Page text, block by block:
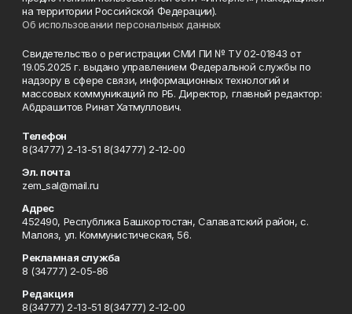
на территории Российской Федерации).
Об использовании персональных данных
Свидетельство о регистрации СМИ ПИ № ТУ 02-01843 от
19.05.2025 г. выдано управлением Федеральной службы по
надзору в сфере связи, информационных технологий и
массовых коммуникаций по РБ. Директор, главный редактор:
Абдрашитов Ринат Хатмуллович.
Телефон
8(34777) 2-13-51 8(34777) 2-12-00
Эл. почта
zem_sal@mail.ru
Адрес
452490, Республика Башкортостан, Салаватский район, с.
Малояз, ул. Коммунистическая, 56.
Рекламная служба
8 (34777) 2-05-86
Редакция
8(34777) 2-13-51 8(34777) 2-12-00